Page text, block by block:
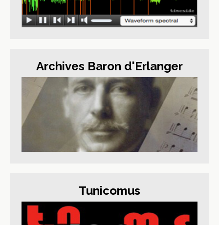
Archives Baron d'Erlanger
Tunicomus